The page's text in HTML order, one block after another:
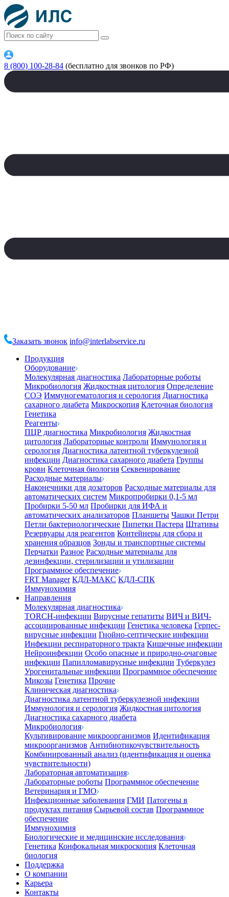
8 (800) 100-28-84 (бесплатно для звонков по РФ)
Заказать звонок info@interlabservice.ru
Продукция
Оборудование
Молекулярная диагностика Лабораторные роботы
Микробиология Жидкостная цитология Определение
СОЭ Иммуногематология и серология Диагностика
сахарного диабета Микроскопия Клеточная биология
Генетика
Реагенты
ПЦР диагностика Микробиология Жидкостная
цитология Лабораторные контроли Иммунология и
серология Диагностика латентной туберкулезной
инфекции Диагностика сахарного диабета Группы
крови Клеточная биология Секвенирование
Расходные материалы
Наконечники для дозаторов Расходные материалы для
автоматических систем Микропробирки 0,1-5 мл
Пробирки 5-50 мл Пробирки для ИФА и
автоматических анализаторов Планшеты Чашки Петри
Петли бактериологические Пипетки Пастера Штативы
Резервуары для реагентов Контейнеры для сбора и
хранения образцов Зонды и транспортные системы
Перчатки Разное Расходные материалы для
дезинфекции, стерилизации и утилизации
Программное обеспечение
FRT Manager КДЛ-МАКС КДЛ-СПК
Иммунохимия
Направления
Молекулярная диагностика
TORCH-инфекции Вирусные гепатиты ВИЧ и ВИЧ-
ассоциированные инфекции Генетика человека Герпес-
вирусные инфекции Гнойно-септические инфекции
Инфекции респираторного тракта Кишечные инфекции
Нейроинфекции Особо опасные и природно-очаговые
инфекции Папилломавирусные инфекции Туберкулез
Урогенитальные инфекции Программное обеспечение
Микозы Генетика Прочие
Клиническая диагностика
Диагностика латентной туберкулезной инфекции
Иммунология и серология Жидкостная цитология
Диагностика сахарного диабета
Микробиология
Культивирование микроорганизмов Идентификация
микроорганизмов Антибиотикочувствительность
Комбинированный анализ (идентификация и оценка
чувствительности)
Лабораторная автоматизация
Лабораторные роботы Программное обеспечение
Ветеринария и ГМО
Инфекционные заболевания ГМИ Патогены в
продуктах питания Сырьевой состав Программное
обеспечение
Иммунохимия
Биологические и медицинские исследования
Генетика Конфокальная микроскопия Клеточная
биология
Поддержка
О компании
Карьера
Контакты